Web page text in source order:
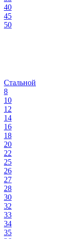
40
45
50
Стальной
8
10
12
14
16
18
20
22
25
26
27
28
30
32
33
34
35